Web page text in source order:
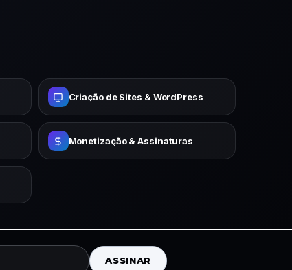
Criação de Sites & WordPress
Monetização & Assinaturas
ASSINAR